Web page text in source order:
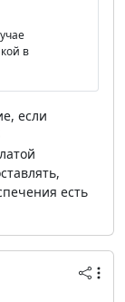
в
если
есть